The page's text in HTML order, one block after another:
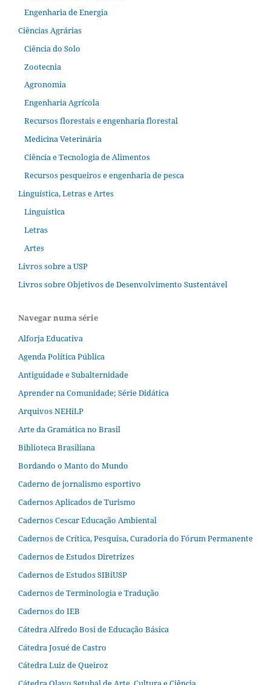
Engenharia de Energia
Ciências Agrárias
Ciência do Solo
Zootecnia
Agronomia
Engenharia Agrícola
Recursos florestais e engenharia florestal
Medicina Veterinária
Ciência e Tecnologia de Alimentos
Recursos pesqueiros e engenharia de pesca
Linguística, Letras e Artes
Linguística
Letras
Artes
Livros sobre a USP
Livros sobre Objetivos de Desenvolvimento Sustentável
Navegar numa série
Alforja Educativa
Agenda Política Pública
Antiguidade e Subalternidade
Aprender na Comunidade; Série Didática
Arquivos NEHiLP
Arte da Gramática no Brasil
Biblioteca Brasiliana
Bordando o Manto do Mundo
Caderno de jornalismo esportivo
Cadernos Aplicados de Turismo
Cadernos Cescar Educação Ambiental
Cadernos de Crítica, Pesquisa, Curadoria do Fórum Permanente
Cadernos de Estudos Diretrizes
Cadernos de Estudos SIBiUSP
Cadernos de Terminologia e Tradução
Cadernos do IEB
Cátedra Alfredo Bosi de Educação Básica
Cátedra Josué de Castro
Cátedra Luiz de Queiroz